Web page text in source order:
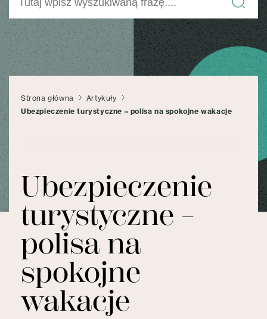
Strona główna
Artykuły
Ubezpieczenie turystyczne – polisa na spokojne wakacje
Ubezpieczenie
turystyczne –
polisa na
spokojne
wakacje